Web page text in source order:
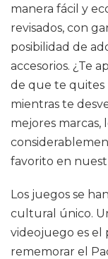
manera fácil y
revisados, con
posibilidad de
accesorios. ¿Te
de que te quites
mientras te
mejores marcas,
favorito en
Los juegos se
cultural único.
videojuego es el
rememorar el